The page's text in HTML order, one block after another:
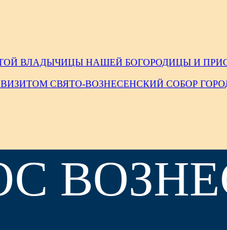
ВЛАДЫЧИЦЫ НАШЕЙ БОГОРОДИЦЫ И
СВЯТО-ВОЗНЕСЕНСКИЙ СОБОР